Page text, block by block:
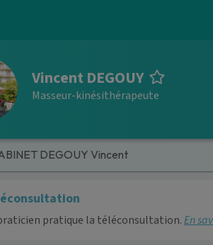
Vincent DEGOUY
Masseur-kinésithérapeute
DEGOUY Vincent
pratique la téléconsultation.En